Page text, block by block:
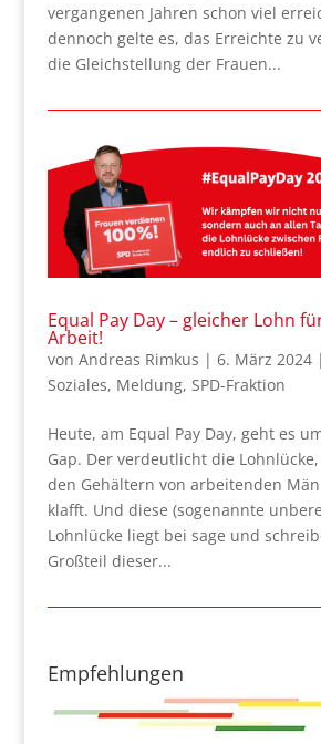
vergangenen Jahren schon viel
dennoch gelte es, das Erreichte zu
die Gleichstellung der Frauen...
Equal Pay Day – gleicher Lohn
Arbeit!
von Andreas Rimkus | 6. März 2024|
Soziales, Meldung, SPD-Fraktion
Heute, am Equal Pay Day, geht es
Gap. Der verdeutlicht die
den Gehältern von arbeitenden
klafft. Und diese (sogenannte
Lohnlücke liegt bei sage und
Großteil dieser...
Empfehlungen